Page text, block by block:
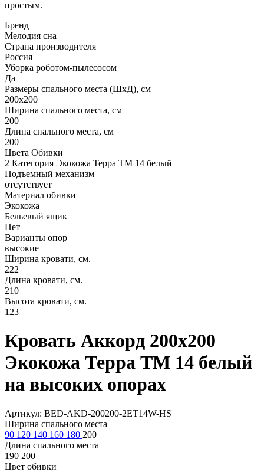
простым.
Бренд
Мелодия сна
Страна производителя
Россия
Уборка роботом-пылесосом
Да
Размеры спального места (ШхД), см
200х200
Ширина спального места, см
200
Длина спального места, см
200
Цвета Обивки
2 Категория Экокожа Терра ТМ 14 белый
Подъемный механизм
отсутствует
Материал обивки
Экокожа
Бельевый ящик
Нет
Варианты опор
высокие
Ширина кровати, см.
222
Длина кровати, см.
210
Высота кровати, см.
123
Кровать Аккорд 200х200
Экокожа Терра ТМ 14 белый
на высоких опорах
Артикул: BED-AKD-200200-2ET14W-HS
Ширина спального места
90 120 140 160 180 200
Длина спального места
190 200
Цвет обивки